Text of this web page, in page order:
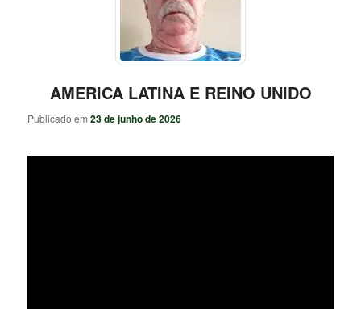
AMERICA LATINA E REINO UNIDO
Publicado em23 de junho de 2026